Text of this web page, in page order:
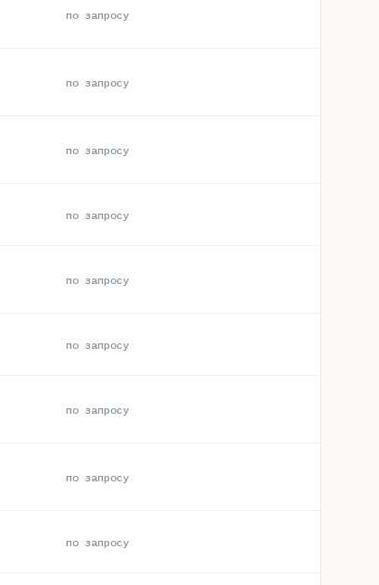
по запросу
по запросу
по запросу
по запросу
по запросу
по запросу
по запросу
по запросу
по запросу